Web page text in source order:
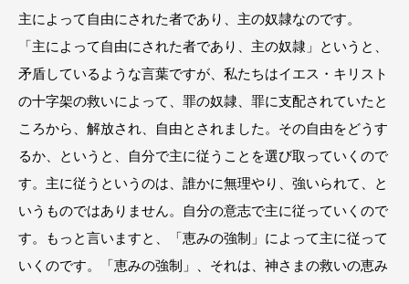
主によって自由にされた者であり、主の奴隷なのです。
「主によって自由にされた者であり、主の奴隷」というと、
矛盾しているような言葉ですが、私たちはイエス・キリスト
の十字架の救いによって、罪の奴隷、罪に支配されていたと
ころから、解放され、自由とされました。その自由をどうす
るか、というと、自分で主に従うことを選び取っていくので
す。主に従うというのは、誰かに無理やり、強いられて、と
いうものではありません。自分の意志で主に従っていくので
す。もっと言いますと、「恵みの強制」によって主に従って
いくのです。「恵みの強制」、それは、神さまの救いの恵み